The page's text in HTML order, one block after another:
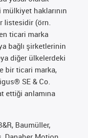
haklarının
listesidir (örn.
ticari marka
bağlı şirketlerinin
diğer ülkelerdeki
bir ticari marka,
SE & Co.
ettiği anlamına
Baumüller,